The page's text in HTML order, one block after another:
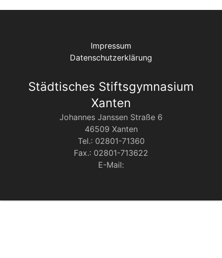
Impressum
Datenschutzerklärung
Städtisches Stiftsgymnasium
Xanten
Johannes Janssen Straße 6
46509 Xanten
Tel.: 02801-71360
Fax.: 02801-713622
E-Mail: